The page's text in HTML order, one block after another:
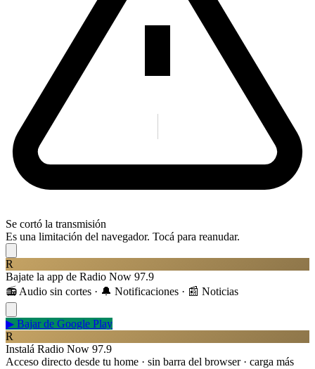
Se cortó la transmisión
Es una limitación del navegador. Tocá para reanudar.
R
Bajate la app de Radio Now 97.9
📻 Audio sin cortes · 🔔 Notificaciones · 📰 Noticias
▶ Bajar de Google Play
R
Instalá Radio Now 97.9
Acceso directo desde tu home · sin barra del browser · carga más